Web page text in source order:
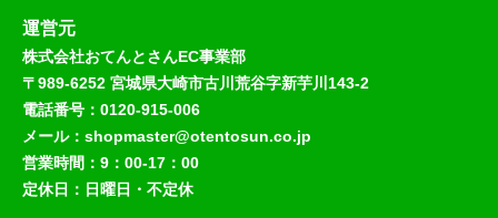
運営元
株式会社おてんとさんEC事業部
〒989-6252 宮城県大崎市古川荒谷字新芋川143-2
電話番号：0120-915-006
メール：shopmaster@otentosun.co.jp
営業時間：9：00-17：00
定休日：日曜日・不定休